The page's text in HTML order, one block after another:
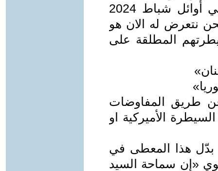
وضعتُ على طاولة السيد (حسن) في أوائل شباط 2024
نتعرض له الان هو
المطلقة على
عن طريق المفاوضات
الأميركية او
بدّل هذا المعطى في
«إن سماحة السيد